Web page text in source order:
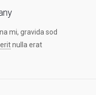
mi, gravida sod
nulla erat